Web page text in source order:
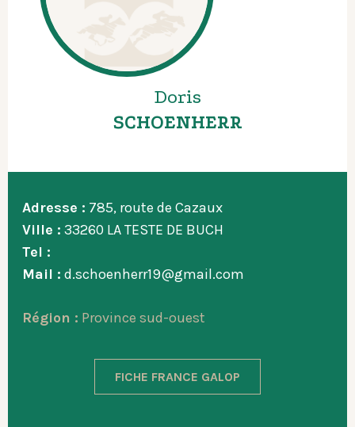
Doris
SCHOENHERR
Adresse : 785, route de Cazaux
Ville : 33260 LA TESTE DE BUCH
Tel :
Mail : d.schoenherr19@gmail.com
Région : Province sud-ouest
FICHE FRANCE GALOP